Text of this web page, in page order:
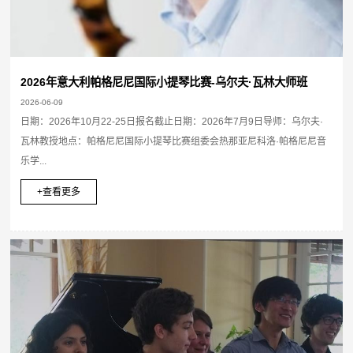
2026年意大利帕格尼尼国际小提琴比赛-乌尔夫·瓦林大师班
2026-06-09
日期：2026年10月22-25日报名截止日期：2026年7月9日导师：乌尔夫·
瓦林教授地点：帕格尼尼国际小提琴比赛组委会热那亚尼科洛·帕格尼尼音
乐学...
+查看更多